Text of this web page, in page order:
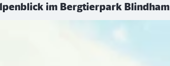
im Bergtierpark Blindham